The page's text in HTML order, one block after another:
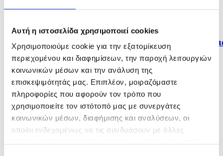
Αυτή η ιστοσελίδα χρησιμοποιεί cookies
Χρησιμοποιούμε cookie για την εξατομίκευση
περιεχομένου και διαφημίσεων, την παροχή λειτουργιών
κοινωνικών μέσων και την ανάλυση της
επισκεψιμότητάς μας. Επιπλέον, μοιραζόμαστε
πληροφορίες που αφορούν τον τρόπο που
χρησιμοποιείτε τον ιστότοπό μας με συνεργάτες
κοινωνικών μέσων, διαφήμισης και αναλύσεων, οι
οποίοι ενδεχομένως να τις συνδυάσουν με άλλες
Συγχαρητήρια της ΚΟΠΕ στον Βάσο Κουτσιούντα
τον...
πριν μία ώρα
Δύο συλλήψεις στη Λεμεσό μετά τον εντοπισμό
κλοπιμαίου...